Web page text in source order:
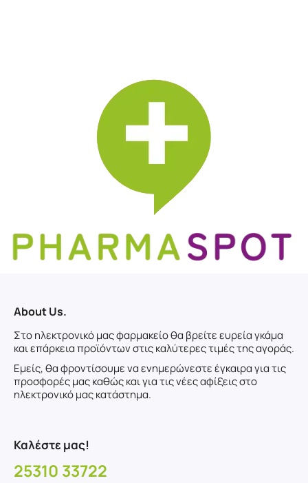
About Us.
Στο ηλεκτρονικό μας φαρμακείο θα βρείτε ευρεία γκάμα
και επάρκεια προϊόντων στις καλύτερες τιμές της αγοράς.
Εμείς, θα φροντίσουμε να ενημερώνεστε έγκαιρα για τις
προσφορές μας καθώς και για τις νέες αφίξεις στο
ηλεκτρονικό μας κατάστημα.
Καλέστε μας!
25310 33722